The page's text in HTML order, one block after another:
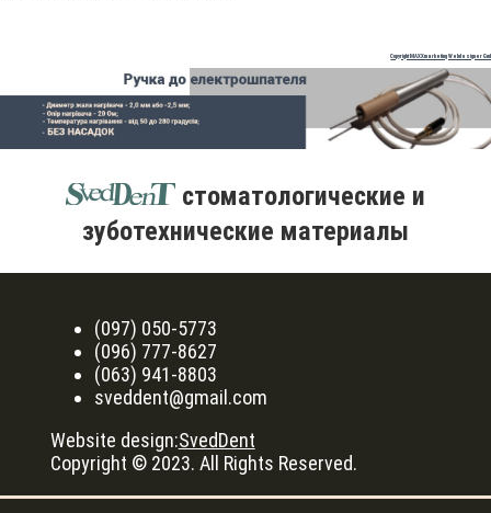
Copyright MAXXmarketing Webdesigner
стоматологические и
зуботехнические материалы
(097) 050-5773
(096) 777-8627
(063) 941-8803
sveddent@gmail.com
Website design:SvedDent
Copyright © 2023. All Rights Reserved.